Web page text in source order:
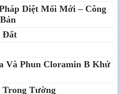
Diệt Mối Mới – Công
Đất
Và Phun Cloramin B Khử
Tường